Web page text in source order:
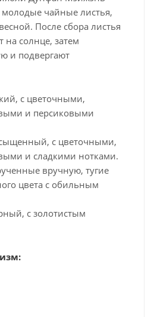
молодые чайные листья,
После сбора листья
на солнце, затем
и подвергают
с цветочными,
и персиковыми
с цветочными,
и сладкими нотками.
вручную, тугие
цвета с обильным
с золотистым